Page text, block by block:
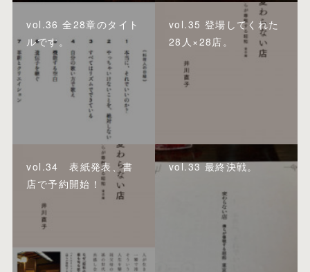
vol.36 全28章のタイト
ルです。
vol.35 登場してくれた
28人×28店。
vol.34 表紙発表、書
店で予約開始！
vol.33 最終決戦。